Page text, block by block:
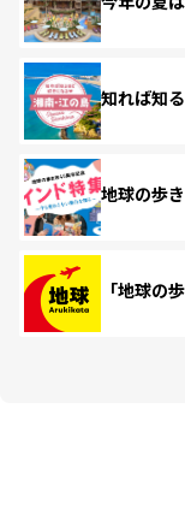
知れば知
地球の歩
「地球の